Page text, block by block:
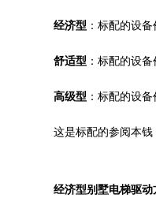
经济型 ：标配的设
舒适型 ：标配的设
高级型 ：标配的设
这是标配的参阅本钱，
经济型别墅电梯驱